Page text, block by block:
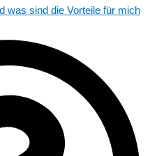
was sind die Vorteile für mich